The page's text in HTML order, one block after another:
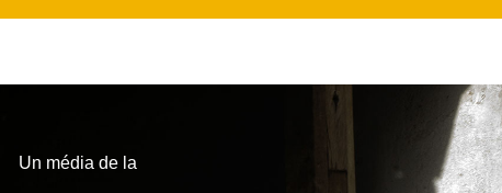
Un média de la